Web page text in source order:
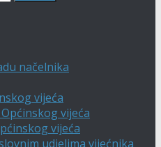
načelnika
vijeća
vijeća
vijeća
udjelima vijećnika